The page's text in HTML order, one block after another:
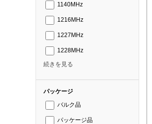
1140MHz
1216MHz
1227MHz
1228MHz
続きを見る
パッケージ
バルク品
パッケージ品